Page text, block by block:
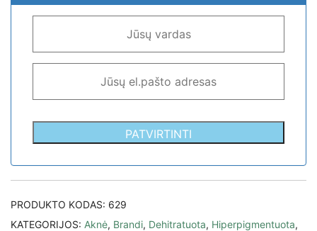
PATVIRTINTI
PRODUKTO KODAS: 629
KATEGORIJOS: Aknė, Brandi, Dehitratuota, Hiperpigmentuota,